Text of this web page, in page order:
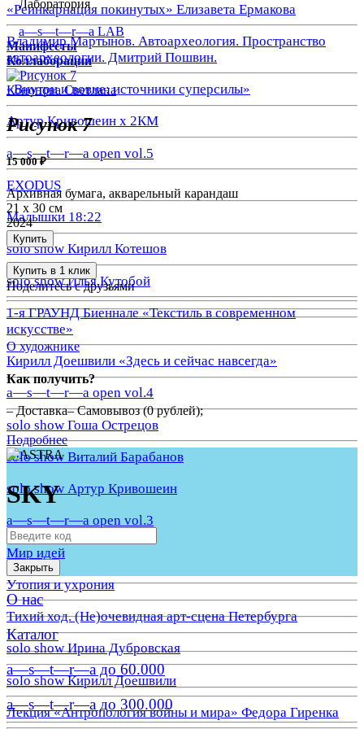
«Реинкарнация покинутых» Елизавета Ермакова
Владимир Мартынов. Автоархеология. Пространство
автоархеологии. Дмитрий Пошвин.
«Внутри и вовне: источники суперсилы»
Артур Кривошеин х 2КМ
a—s—t—r—a open vol.5
EXODUS
Малышки 18:22
solo show Кирилл Котешов
solo show Илья Кутобой
1-я ГРАУНД Биеннале «Текстиль в современном
искусстве»
Кирилл Доешвили «Здесь и сейчас навсегда»
a—s—t—r—a open vol.4
solo show Гоша Острецов
solo show Виталий Барабанов
solo show Артур Кривошеин
a—s—t—r—a open vol.3
Мир идей
Утопия и ухрония
Тихий ход. (Не)очевидная арт-сцена Петербурга
solo show Ирина Дубровская
solo show Кирилл Доешвили
Лекция «Антропология войны и мира» Федора Гиренка
Лаборатория
a—s—t—r—a LAB
Манифесты
Коллаборации
Кононова Светлана
Рисунок 7
15 000 ₽
Архивная бумага, акварельный карандаш
21 х 30 см
2024
Купить
Купить в 1 клик
Поделитесь с друзьями
О художнике
Как получить?
– Доставка– Самовывоз (0 рублей);
Подробнее
SKY
Закрыть
О нас
Каталог
a—s—t—r—a до 60.000
a—s—t—r—a до 300.000